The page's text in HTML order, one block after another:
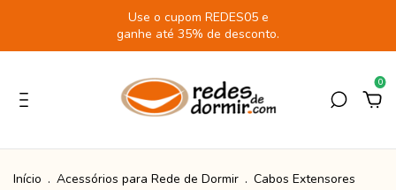
Use o cupom REDES05 e
ganhe até 35% de desconto.
0
Início . Acessórios para Rede de Dormir . Cabos Extensores